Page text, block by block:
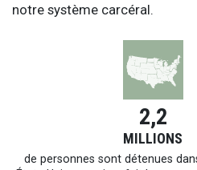
notre système carcéral.
2,2
MILLIONS
de personnes sont détenues